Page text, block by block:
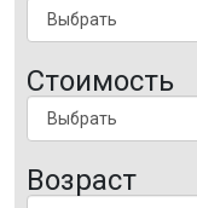
Стоимость
Возраст